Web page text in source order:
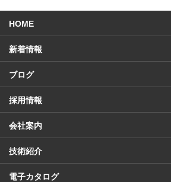
HOME
新着情報
ブログ
採用情報
会社案内
技術紹介
電子カタログ